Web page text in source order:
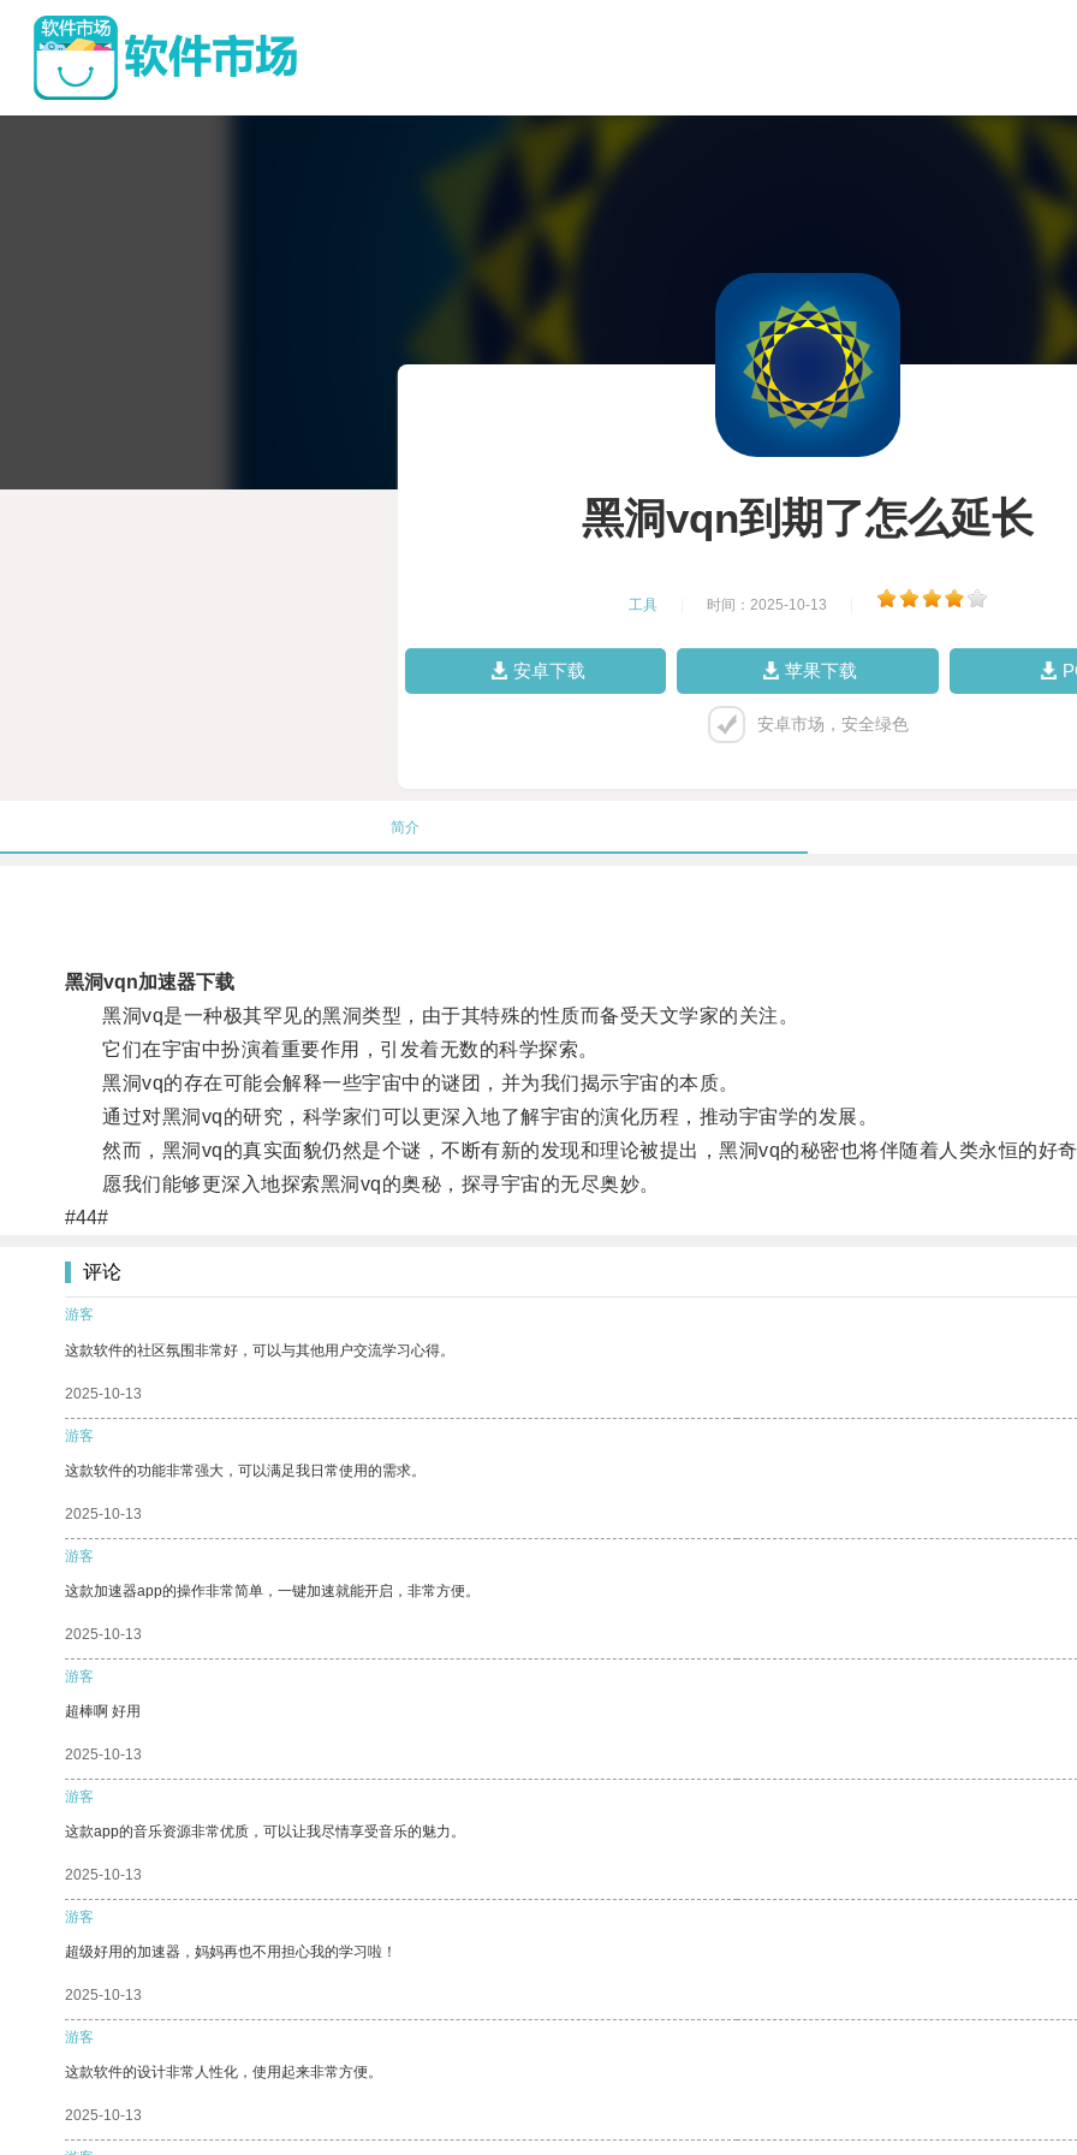
黑洞vqn到期了怎么延长
工具 时间：2025-10-13
安卓下载 苹果下载
安卓市场，安全绿色
简介
黑洞vqn加速器下载
黑洞vq是一种极其罕见的黑洞类型，由于其特殊的性质而备受天文学家的关注。
它们在宇宙中扮演着重要作用，引发着无数的科学探索。
黑洞vq的存在可能会解释一些宇宙中的谜团，并为我们揭示宇宙的本质。
通过对黑洞vq的研究，科学家们可以更深入地了解宇宙的演化历程，推动宇宙学的发展。
然而，黑洞vq的真实面貌仍然是个谜，不断有新的发现和理论被提出，黑洞vq的秘密也将伴随着人类永恒的好奇
愿我们能够更深入地探索黑洞vq的奥秘，探寻宇宙的无尽奥妙。
#44#
评论
游客
这款软件的社区氛围非常好，可以与其他用户交流学习心得。
2025-10-13
游客
这款软件的功能非常强大，可以满足我日常使用的需求。
2025-10-13
游客
这款加速器app的操作非常简单，一键加速就能开启，非常方便。
2025-10-13
游客
超棒啊 好用
2025-10-13
游客
这款app的音乐资源非常优质，可以让我尽情享受音乐的魅力。
2025-10-13
游客
超级好用的加速器，妈妈再也不用担心我的学习啦！
2025-10-13
游客
这款软件的设计非常人性化，使用起来非常方便。
2025-10-13